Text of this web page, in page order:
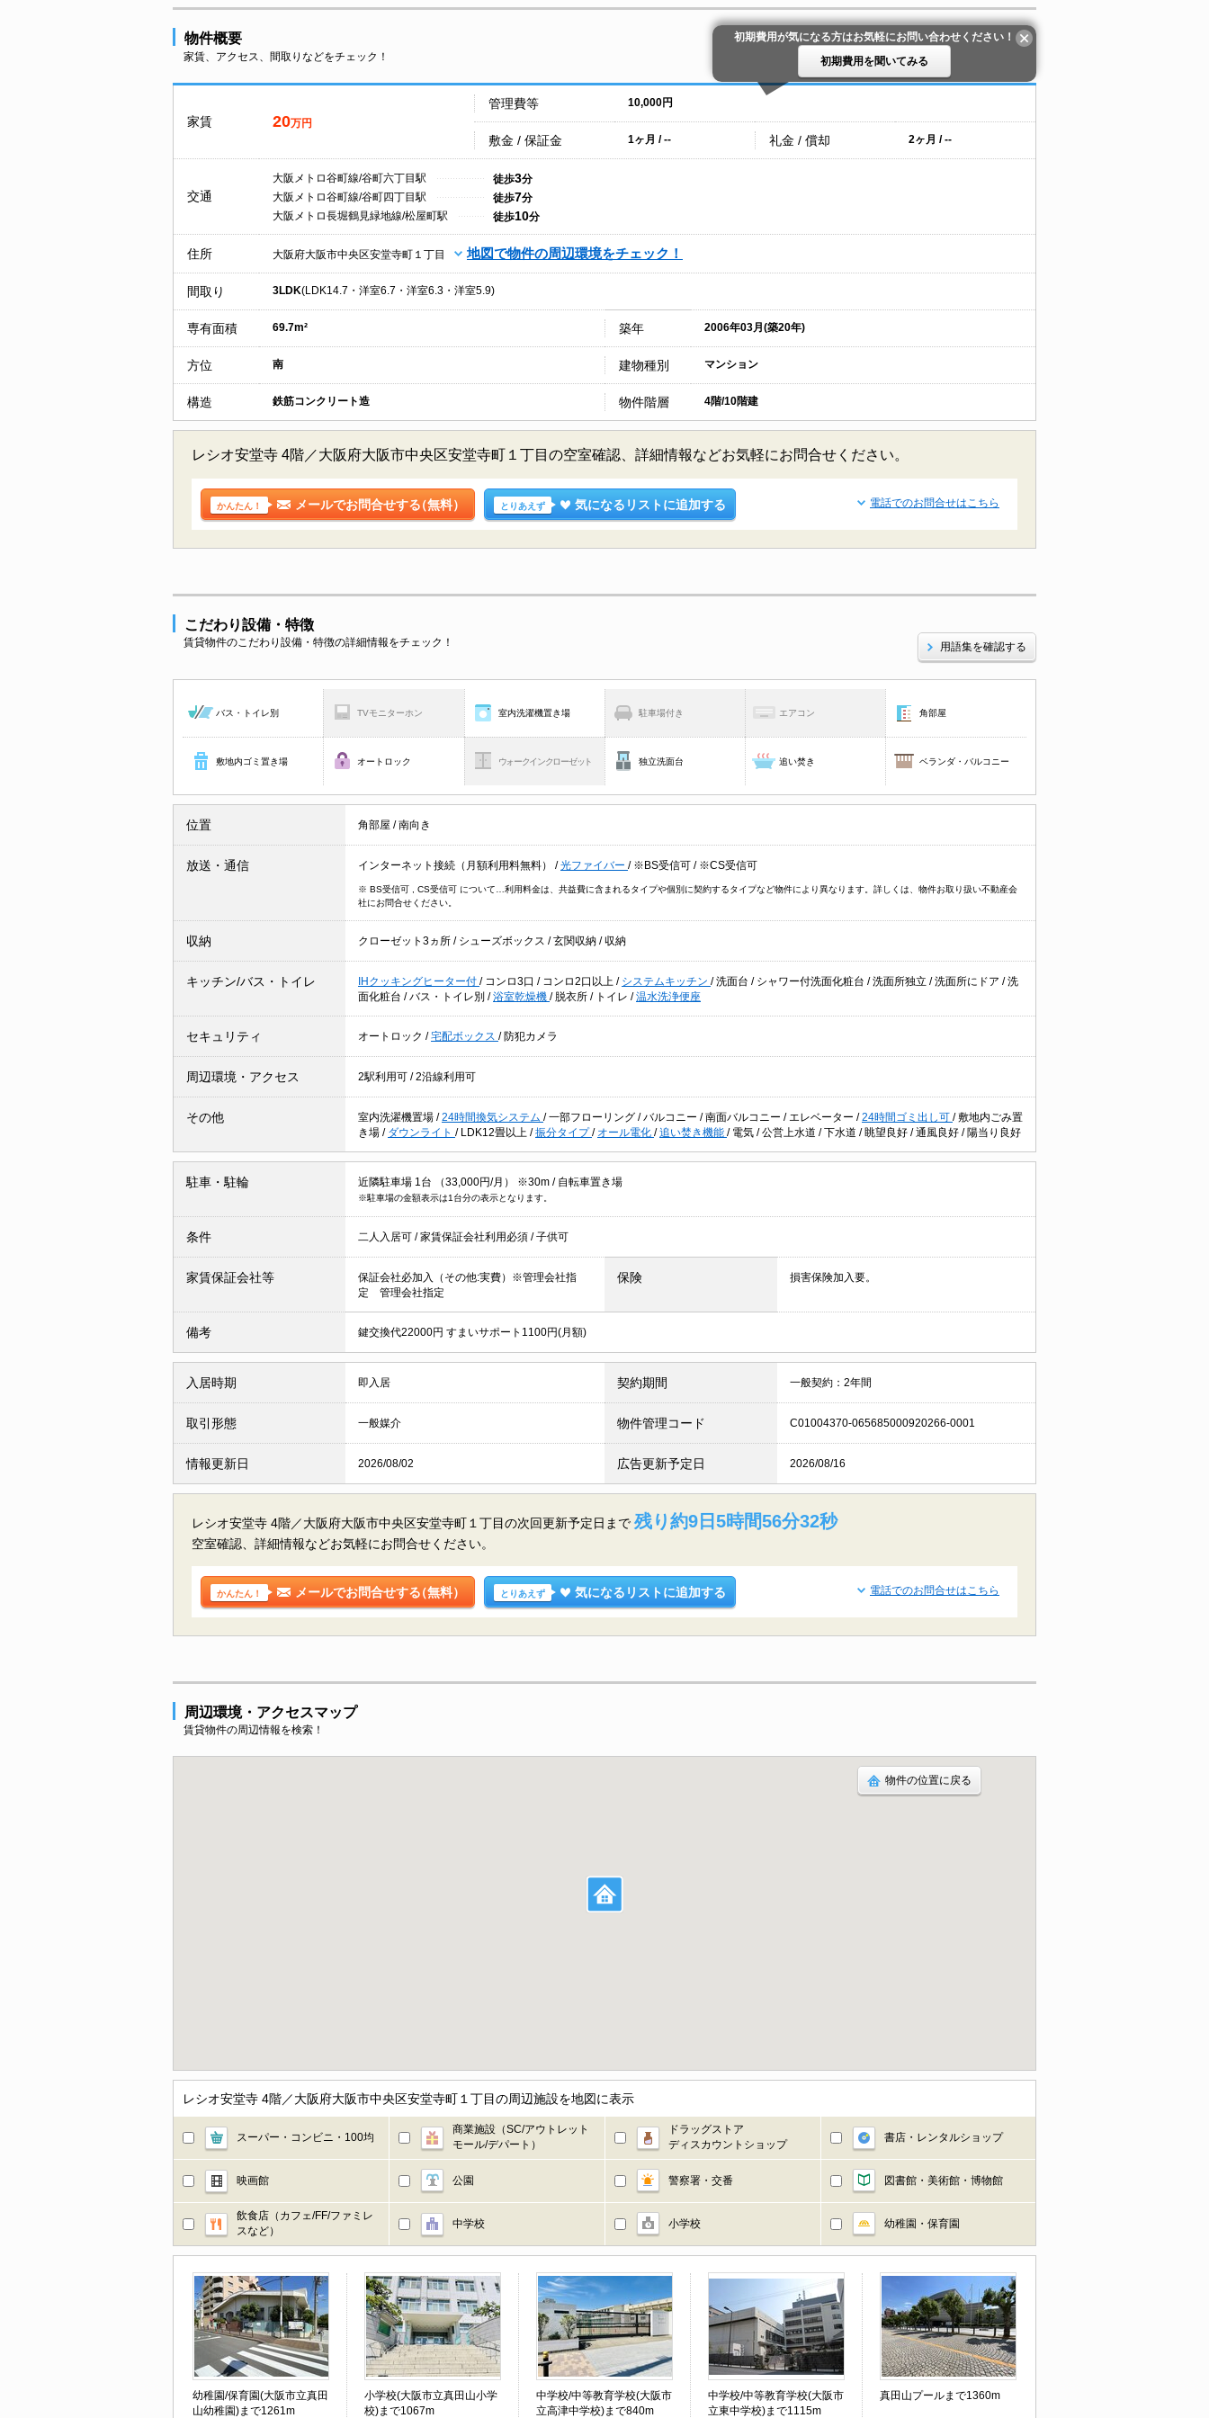
物件概要
家賃、アクセス、間取りなどをチェック！
初期費用が気になる方はお気軽にお問い合わせください！
初期費用を聞いてみる
家賃 20万円
管理費等 10,000円
敷金 / 保証金 1ヶ月 / -- 礼金 / 償却 2ヶ月 / --
交通
大阪メトロ谷町線/谷町六丁目駅 徒歩3分
大阪メトロ谷町線/谷町四丁目駅
徒歩7分
大阪メトロ長堀鶴見緑地線/松屋町駅
徒歩10分
住所 大阪府大阪市中央区安堂寺町１丁目 地図で物件の周辺環境をチェック！
間取り 3LDK(LDK14.7・洋室6.7・洋室6.3・洋室5.9)
専有面積 69.7m² 築年 2006年03月(築20年)
方位 南 建物種別 マンション
構造 鉄筋コンクリート造 物件階層 4階/10階建
レシオ安堂寺 4階／大阪府大阪市中央区安堂寺町１丁目の空室確認、詳細情報などお気軽にお問合せください。
かんたん！ メールでお問合せする（無料） とりあえず 気になるリストに追加する 電話でのお問合せはこちら
こだわり設備・特徴
賃貸物件のこだわり設備・特徴の詳細情報をチェック！ 用語集を確認する
バス・トイレ別 TVモニターホン 室内洗濯機置き場 駐車場付き エアコン 角部屋
敷地内ゴミ置き場 オートロック ウォークインクローゼット 独立洗面台 追い焚き ベランダ・バルコニー
位置 角部屋 /南向き
放送・通信 インターネット接続（月額利用料無料） /光ファイバー / ※BS受信可 / ※CS受信可
※ BS受信可 , CS受信可 について…利用料金は、共益費に含まれるタイプや個別に契約するタイプなど物件により異なります。詳しくは、物件お取り扱い不動産会
社にお問合せください。
収納 クローゼット3ヵ所 / シューズボックス /玄関収納 /収納
キッチン/バス・トイレ IHクッキングヒーター付 / コンロ3口 / コンロ2口以上 / システムキッチン /洗面台 / シャワー付洗面化粧台 /洗面所独立 /洗面所にドア /洗
面化粧台 /バス・トイレ別 /浴室乾燥機 / 脱衣所 / トイレ /温水洗浄便座
セキュリティ オートロック /宅配ボックス / 防犯カメラ
周辺環境・アクセス 2駅利用可 /2沿線利用可
その他 室内洗濯機置場 /24時間換気システム /一部フローリング /バルコニー /南面バルコニー / エレベーター /24時間ゴミ出し可 /敷地内ごみ置
き場 / ダウンライト / LDK12畳以上 /振分タイプ/ オール電化 /追い焚き機能 / 電気 /公営上水道 /下水道 / 眺望良好 /通風良好 / 陽当り良好
駐車・駐輪 近隣駐車場 1台 （33,000円/月） ※30m / 自転車置き場
※駐車場の金額表示は1台分の表示となります。
条件 二人入居可 /家賃保証会社利用必須 /子供可
家賃保証会社等
保証会社必加入（その他:実費）※管理会社指
定 管理会社指定
保険 損害保険加入要。
備考 鍵交換代22000円 すまいサポート1100円(月額)
入居時期 即入居 契約期間 一般契約：2年間
取引形態 一般媒介 物件管理コード C01004370-065685000920266-0001
情報更新日 2026/08/02 広告更新予定日 2026/08/16
レシオ安堂寺 4階／大阪府大阪市中央区安堂寺町１丁目の次回更新予定日まで 残り約9日5時間56分31秒
空室確認、詳細情報などお気軽にお問合せください。
かんたん！ メールでお問合せする（無料） とりあえず 気になるリストに追加する 電話でのお問合せはこちら
周辺環境・アクセスマップ
賃貸物件の周辺情報を検索！
物件の位置に戻る
レシオ安堂寺 4階／大阪府大阪市中央区安堂寺町１丁目の周辺施設を地図に表示
スーパー・コンビニ・100均
商業施設（SC/アウトレット
モール/デパート）
ドラッグストア
ディスカウントショップ
書店・レンタルショップ
映画館 公園 警察署・交番 図書館・美術館・博物館
飲食店（カフェ/FF/ファミレ
スなど）
中学校 小学校 幼稚園・保育園
幼稚園/保育園(大阪市立真田
山幼稚園)まで1261m
小学校(大阪市立真田山小学
校)まで1067m
中学校/中等教育学校(大阪市
立高津中学校)まで840m
中学校/中等教育学校(大阪市
立東中学校)まで1115m
真田山プールまで1360m